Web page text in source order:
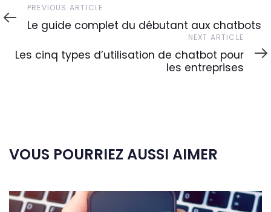
Previous
Article
PREVIOUS ARTICLE
Le guide complet du débutant aux chatbots
Article
NEXT ARTICLE
Les cinq types d’utilisation de chatbot pour
les entreprises
VOUS POURRIEZ AUSSI AIMER